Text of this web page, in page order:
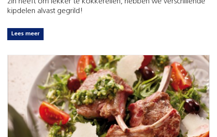
kipdelen alvast gegrild!
Lees meer